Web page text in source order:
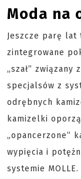
Moda na
Jeszcze parę lat
zintegrowane
„szał”
specjalsów z
odrębnych
kamizelki
„opancerzone”
wypięcia i
systemie